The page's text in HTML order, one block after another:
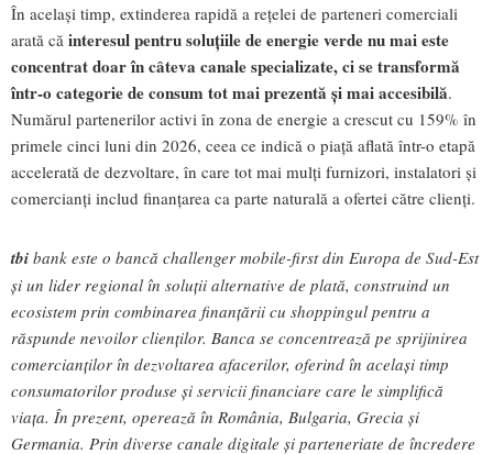
În același timp, extinderea rapidă a rețelei de parteneri comerciali
arată că interesul pentru soluțiile de energie verde nu mai este
concentrat doar în câteva canale specializate, ci se transformă
într-o categorie de consum tot mai prezentă și mai accesibilă.
Numărul partenerilor activi în zona de energie a crescut cu 159% în
primele cinci luni din 2026, ceea ce indică o piață aflată într-o etapă
accelerată de dezvoltare, în care tot mai mulți furnizori, instalatori și
comercianți includ finanțarea ca parte naturală a ofertei către clienți.
tbi bank este o bancă challenger mobile-first din Europa de Sud-Est
și un lider regional în soluții alternative de plată, construind un
ecosistem prin combinarea finanțării cu shoppingul pentru a
răspunde nevoilor clienților. Banca se concentrează pe sprijinirea
comercianților în dezvoltarea afacerilor, oferind în același timp
consumatorilor produse și servicii financiare care le simplifică
viața. În prezent, operează în România, Bulgaria, Grecia și
Germania. Prin diverse canale digitale și parteneriate de încredere